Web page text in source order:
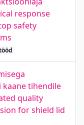
response
safety
tihendile
quality
for shield lid